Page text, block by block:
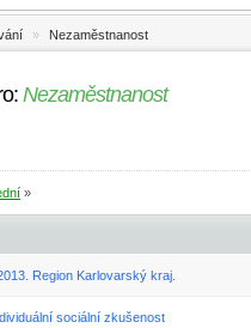
» Nezaměstnanost
Nezaměstnanost
»
Region Karlovarský kraj.
sociální zkušenost